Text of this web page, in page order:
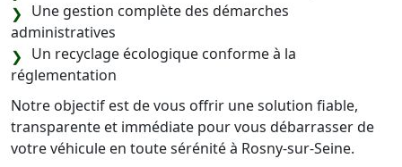
Une gestion complète des démarches
administratives
Un recyclage écologique conforme à la
réglementation
Notre objectif est de vous offrir une solution fiable,
transparente et immédiate pour vous débarrasser de
votre véhicule en toute sérénité à Rosny-sur-Seine.